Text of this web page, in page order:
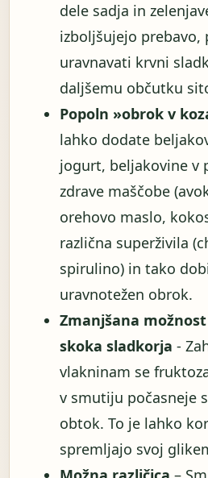
dele sadja in
izboljšujejo prebavo,
uravnavati krvni
daljšemu občutku
Popoln »obrok v
lahko dodate
jogurt, beljakovine v
zdrave maščobe
orehovo maslo,
različna superživila
spirulino) in tako
uravnotežen obrok.
Zmanjšana
skoka sladkorja -
vlakninam se
v smutiju počasneje
obtok. To je lahko
spremljajo svoj